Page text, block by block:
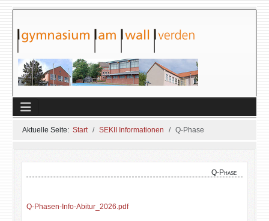
Aktuelle Seite: Start SEKII Informationen Q-Phase
Q-Phase
Q-Phasen-Info-Abitur_2026.pdf